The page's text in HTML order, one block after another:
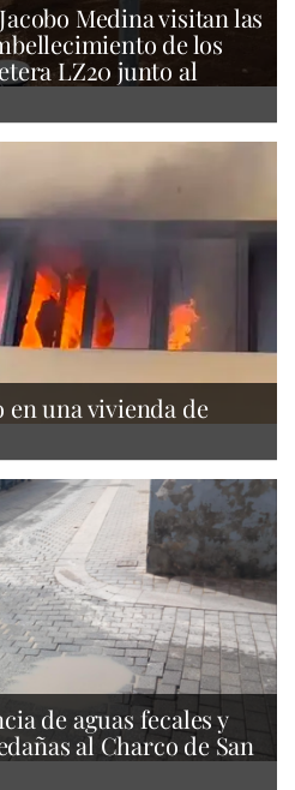
Medina visitan las
de los
LZ20 junto al
una vivienda de
de aguas fecales y
al Charco de San